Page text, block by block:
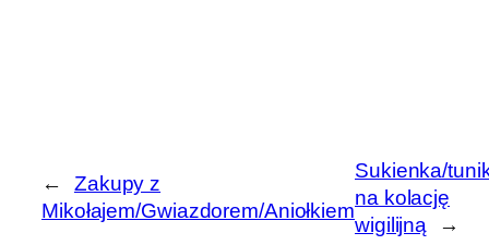
←
Zakupy z
Mikołajem/Gwiazdorem/Aniołkiem
Sukienka/
na kolację
wigilijną
→